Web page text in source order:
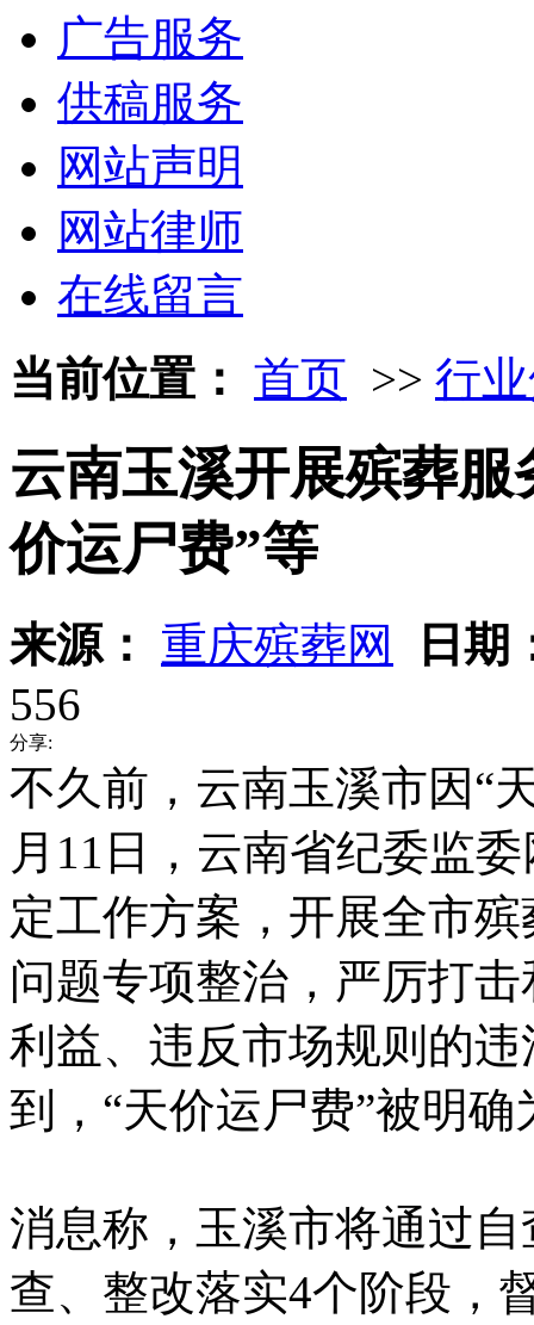
广告服务
供稿服务
网站声明
网站律师
在线留言
当前位置： 首页 >> 行
云南玉溪开展殡葬
价运尸费”等
来源： 重庆殡葬网
日期
556
分享:
不久前，云南玉溪市因“
月11日，云南省纪委监
定工作方案，开展全市
问题专项整治，严厉打
利益、违反市场规则的
到，“天价运尸费”被明
消息称，玉溪市将通过
查、整改落实4个阶段，